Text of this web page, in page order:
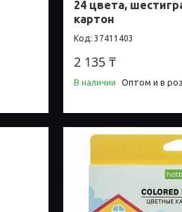
24 цвета,
картон
37411403
2 135 ₸
В наличии Оптом и в